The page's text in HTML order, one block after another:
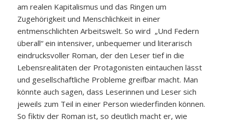
am realen Kapitalismus und das Ringen um
Zugehörigkeit und Menschlichkeit in einer
entmenschlichten Arbeitswelt. So wird „Und Federn
überall“ ein intensiver, unbequemer und literarisch
eindrucksvoller Roman, der den Leser tief in die
Lebensrealitäten der Protagonisten eintauchen lässt
und gesellschaftliche Probleme greifbar macht. Man
könnte auch sagen, dass Leserinnen und Leser sich
jeweils zum Teil in einer Person wiederfinden können.
So fiktiv der Roman ist, so deutlich macht er, wie